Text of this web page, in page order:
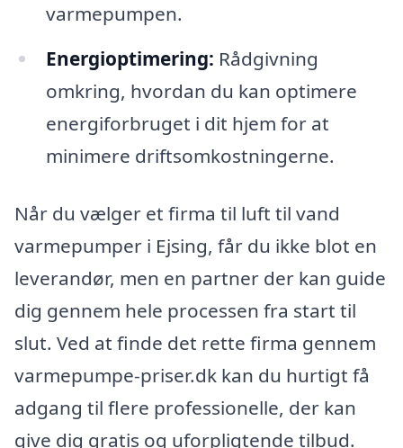
varmepumpen.
Energioptimering: Rådgivning
omkring, hvordan du kan optimere
energiforbruget i dit hjem for at
minimere driftsomkostningerne.
Når du vælger et firma til luft til vand
varmepumper i Ejsing, får du ikke blot en
leverandør, men en partner der kan guide
dig gennem hele processen fra start til
slut. Ved at finde det rette firma gennem
varmepumpe-priser.dk kan du hurtigt få
adgang til flere professionelle, der kan
give dig gratis og uforpligtende tilbud.